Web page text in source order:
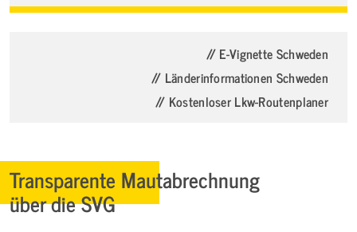
// E-Vignette Schweden
// Länderinformationen Schweden
// Kostenloser Lkw-Routenplaner
Transparente Mautabrechnung
über die SVG